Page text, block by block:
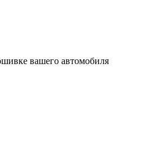
вашего автомобиля